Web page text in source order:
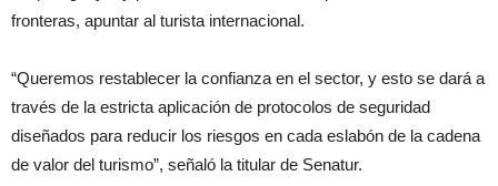
fronteras, apuntar al turista internacional.
“Queremos restablecer la confianza en el sector, y esto se dará a
través de la estricta aplicación de protocolos de seguridad
diseñados para reducir los riesgos en cada eslabón de la cadena
de valor del turismo”, señaló la titular de Senatur.